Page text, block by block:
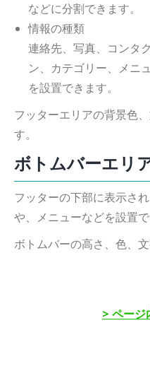
などに分割できます。
情報の種類
連絡先、写真、コンタ
ン、カテゴリー、メニ
を設置できます。
フッターエリアの背景色
す。
ボトムバーエリ
フッターの下部に表示さ
や、メニューなどを設置で
ボトムバーの高さ、色、
> ページ